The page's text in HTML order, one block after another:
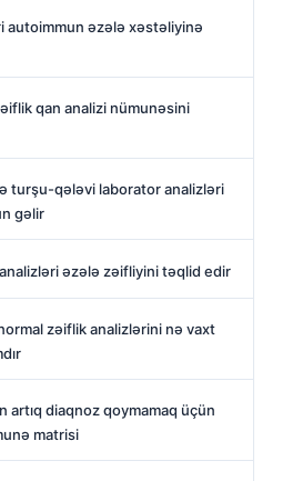
autoimmun əzələ xəstəliyinə
qan analizi nümunəsini
turşu-qələvi laborator analizləri
gəlir
analizləri əzələ zəifliyini təqlid edir
zəiflik analizlərini nə vaxt
artıq diaqnoz qoymamaq üçün
matrisi